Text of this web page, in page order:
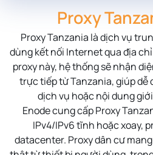
Proxy
Proxy Tanzania là dịch vụ
dùng kết nối Internet qua địa
proxy này, hệ thống sẽ nhận
trực tiếp từ Tanzania, giúp dễ
dịch vụ hoặc nội dung
Enode cung cấp Proxy
IPv4/IPv6 tĩnh hoặc xoay,
datacenter. Proxy dân cư